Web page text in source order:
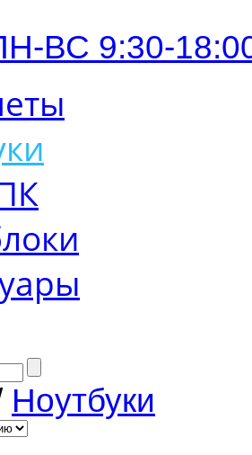
9:30-
Ноутбуки